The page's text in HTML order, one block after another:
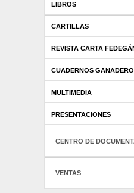
LIBROS
CARTILLAS
REVISTA CARTA
CUADERNOS
MULTIMEDIA
PRESENTACIONES
CENTRO DE
VENTAS